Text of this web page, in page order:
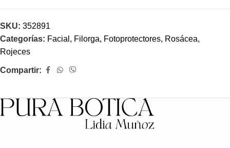
SKU: 352891
Categorías: Facial , Filorga, Fotoprotectores, Rosácea,
Rojeces
Compartir: